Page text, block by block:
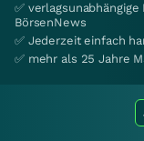
✅
BörsenNews
✅ Jederzeit einfach
✅ mehr als 25 Jahre